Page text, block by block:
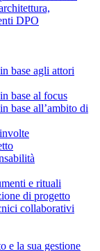
DPO
base agli attori
base al focus
base all’ambito di
e rituali
di progetto
collaborativi
e la sua gestione